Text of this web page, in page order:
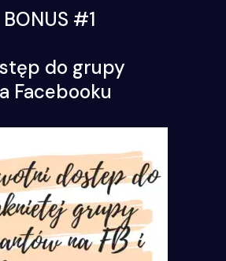
BONUS #1
do grupy
Facebooku